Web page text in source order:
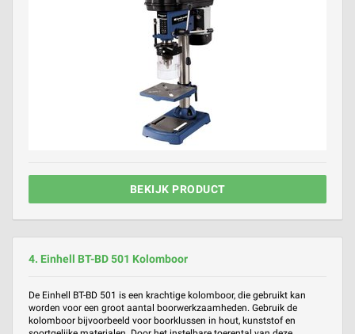
BEKIJK PRODUCT
4. Einhell BT-BD 501 Kolomboor
De Einhell BT-BD 501 is een krachtige kolomboor, die gebruikt kan
worden voor een groot aantal boorwerkzaamheden. Gebruik de
kolomboor bijvoorbeeld voor boorklussen in hout, kunststof en